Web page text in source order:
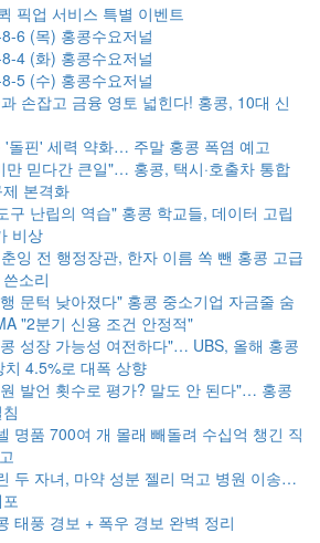
픽업 서비스 특별 이벤트
6 (목) 홍콩수요저널
4 (화) 홍콩수요저널
5 (수) 홍콩수요저널
손잡고 금융 영토 넓힌다! 홍콩, 10대 신
'돌핀' 세력 약화… 주말 홍콩 폭염 예고
만 믿다간 큰일"… 홍콩, 택시·호출차 통합
본격화
구 난립의 역습" 홍콩 학교들, 데이터 고립
비상
잉 전 행정장관, 한자 이름 쏙 뺀 홍콩 고급
소리
문턱 낮아졌다" 홍콩 중소기업 자금줄 숨
"2분기 신용 조건 안정적"
성장 가능성 여전하다"… UBS, 올해 홍콩
4.5%로 대폭 상향
발언 횟수로 평가? 말도 안 된다"… 홍콩
명품 700여 개 몰래 빼돌려 수십억 챙긴 직
두 자녀, 마약 성분 젤리 먹고 병원 이송…
태풍 경보 + 폭우 경보 완벽 정리